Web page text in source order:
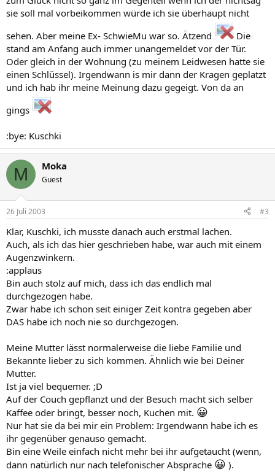
sie soll mal vorbeikommen würde ich sie überhaupt nicht
sehen. Aber meine Ex- SchwieMu war so. Ätzend
Die
stand am Anfang auch immer unangemeldet vor der Tür.
Oder gleich in der Wohnung (zu meinem Leidwesen hatte sie
einen Schlüssel). Irgendwann is mir dann der Kragen geplatzt
und ich hab ihr meine Meinung dazu gegeigt. Von da an
gings
:bye: Kuschki
M Moka
Guest
26 Juli 2003 #3
Klar, Kuschki, ich musste danach auch erstmal lachen.
Auch, als ich das hier geschrieben habe, war auch mit einem
Augenzwinkern.
:applaus
Bin auch stolz auf mich, dass ich das endlich mal
durchgezogen habe.
Zwar habe ich schon seit einiger Zeit kontra gegeben aber
DAS habe ich noch nie so durchgezogen.
Meine Mutter lässt normalerweise die liebe Familie und
Bekannte lieber zu sich kommen. Ähnlich wie bei Deiner
Mutter.
Ist ja viel bequemer. ;D
Auf der Couch gepflanzt und der Besuch macht sich selber
Kaffee oder bringt, besser noch, Kuchen mit. 😀
Nur hat sie da bei mir ein Problem: Irgendwann habe ich es
ihr gegenüber genauso gemacht.
Bin eine Weile einfach nicht mehr bei ihr aufgetaucht (wenn,
dann natürlich nur nach telefonischer Absprache 😀 ).